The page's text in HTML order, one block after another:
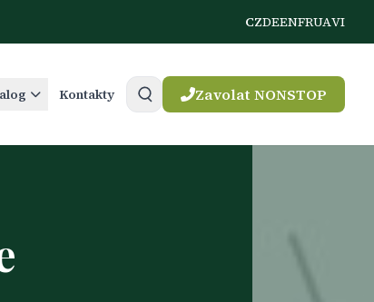
CZDEENFRUAVI
Kontakty Zavolat NONSTOP